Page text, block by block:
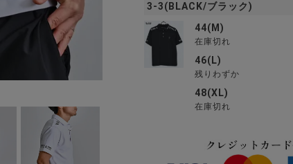
3-3(BLACK/ブラック)
44(M)
在庫切れ
46(L)
残りわずか
48(XL)
在庫切れ